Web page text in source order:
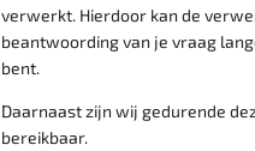
verwerkt. Hierdoor kan de
beantwoording van je vraag
bent.
Daarnaast zijn wij gedurende
bereikbaar.